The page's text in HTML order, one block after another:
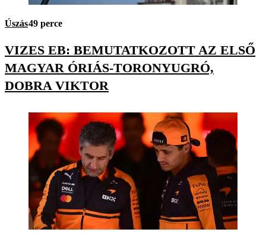
Úszás49 perce
VIZES EB: BEMUTATKOZOTT AZ ELSŐ
MAGYAR ÓRIÁS-TORONYUGRÓ,
DOBRA VIKTOR